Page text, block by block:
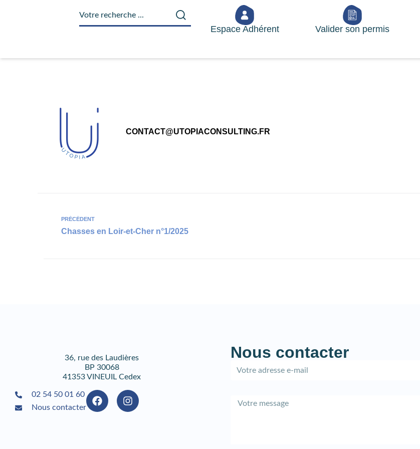
Espace Adhérent Valider son permis
CONTACT@UTOPIACONSULTING.FR
PRÉCÉDENT
Chasses en Loir-et-Cher n°1/2025
36, rue des Laudières
BP 30068
41353 VINEUIL Cedex
02 54 50 01 60
Nous contacter
Nous contacter